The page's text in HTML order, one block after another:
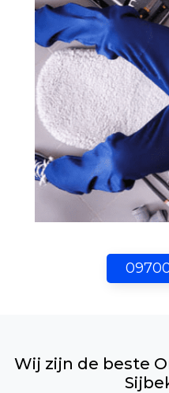
Wij zijn de beste